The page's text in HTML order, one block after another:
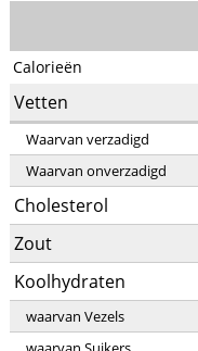
Calorieën
Vetten
Waarvan verzadigd
Waarvan onverzadigd
Cholesterol
Zout
Koolhydraten
waarvan Vezels